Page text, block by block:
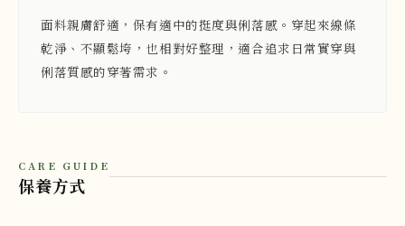
面料親膚舒適，保有適中的挺度與俐落感。穿起來線條
乾淨、不顯鬆垮，也相對好整理，適合追求日常實穿與
俐落質感的穿著需求。
CARE GUIDE
保養方式